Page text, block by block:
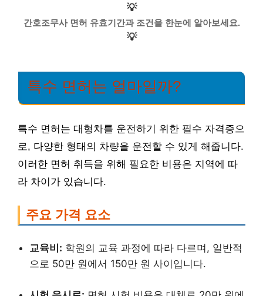
💡
간호조무사 면허 유효기간과 조건을 한눈에 알아보세요.
💡
특수 면허는 얼마일까?
특수 면허는 대형차를 운전하기 위한 필수 자격증으
로, 다양한 형태의 차량을 운전할 수 있게 해줍니다.
이러한 면허 취득을 위해 필요한 비용은 지역에 따
라 차이가 있습니다.
주요 가격 요소
교육비: 학원의 교육 과정에 따라 다르며, 일반적
으로 50만 원에서 150만 원 사이입니다.